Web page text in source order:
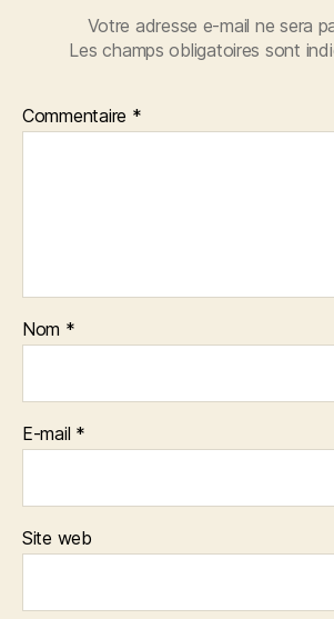
Votre adresse e-mail ne sera
Les champs obligatoires sont
Commentaire *
Nom *
E-mail *
Site web